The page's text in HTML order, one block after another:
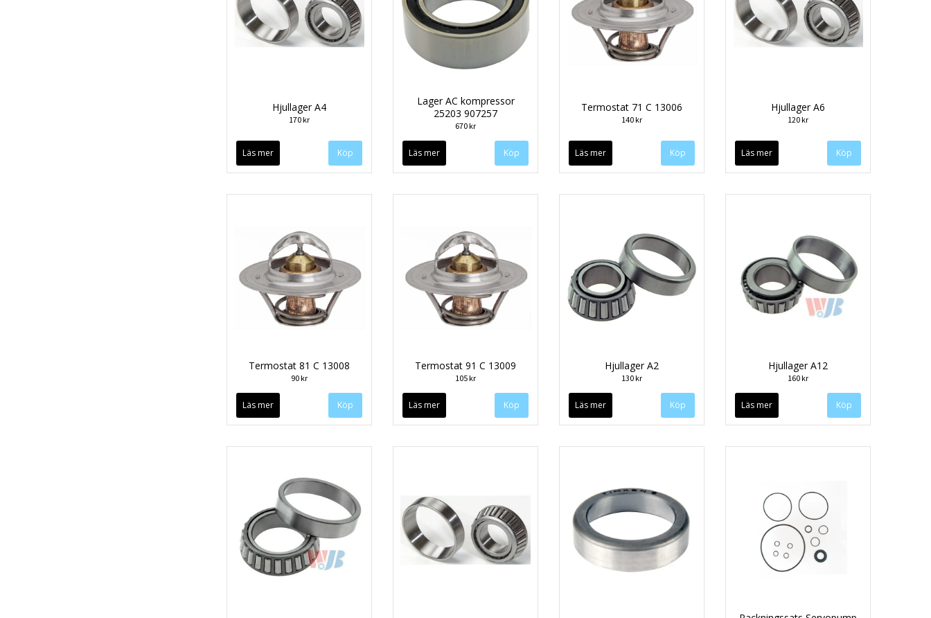
Hjullager A4
170 kr
Läs mer
Lager AC kompressor
25203 907257
670 kr
Läs mer
Termostat 71 C 13006
140 kr
Läs mer
Hjullager A6
120 kr
Läs mer
Termostat 81 C 13008
90 kr
Läs mer
Termostat 91 C 13009
105 kr
Läs mer
Hjullager A2
130 kr
Läs mer
Hjullager A12
160 kr
Läs mer